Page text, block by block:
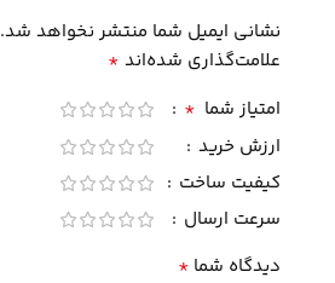
نشانی ایمیل شما منتشر نخواهد شد.
علامت‌گذاری شده‌اند *
امتیاز شما *
ارزش خرید
کیفیت ساخت
سرعت ارسال
دیدگاه شما *